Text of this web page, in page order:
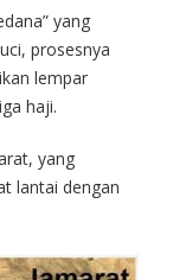
yang
prosesnya
lempar
haji.
yang
lantai dengan